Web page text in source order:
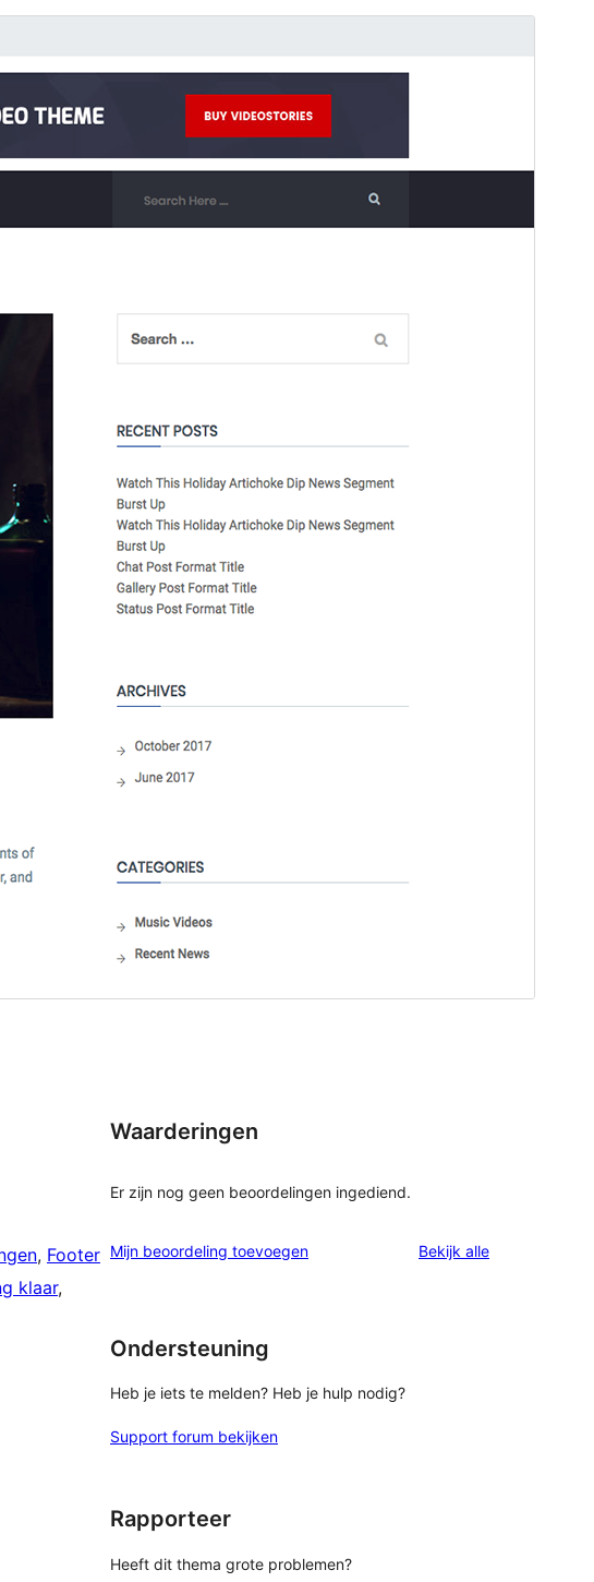
Dit is een child thema van
Versie
1.0.3
Laatst geüpdatet
25 november 2025
Actieve installaties
Minder dan 10
, Footer
klaar
Waarderingen
Er zijn nog geen beoordelingen ingediend.
Mijn beoordeling toevoegen Bekijk allebeoordelingen
Ondersteuning
Heb je iets te melden? Heb je hulp nodig?
Support forum bekijken
Rapporteer
Heeft dit thema grote problemen?